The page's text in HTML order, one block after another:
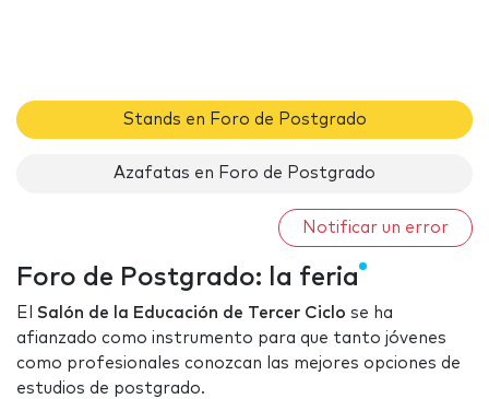
Stands en Foro de Postgrado
Azafatas en Foro de Postgrado
Notificar un error
Foro de Postgrado: la feria
El Salón de la Educación de Tercer Ciclo se ha
afianzado como instrumento para que tanto jóvenes
como profesionales conozcan las mejores opciones de
estudios de postgrado.